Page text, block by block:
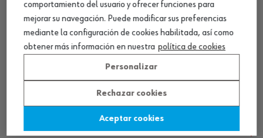
SEDE CENTRAL
CENTRO LOGÍSTICO / MUSEO
COMUNICACIÓN
comportamiento del usuario y ofrecer funciones para
mejorar su navegación. Puede modificar sus preferencias
mediante la configuración de cookies habilitada, así como
obtener más información en nuestra política de cookies
Personalizar
Rechazar cookies
Aceptar cookies